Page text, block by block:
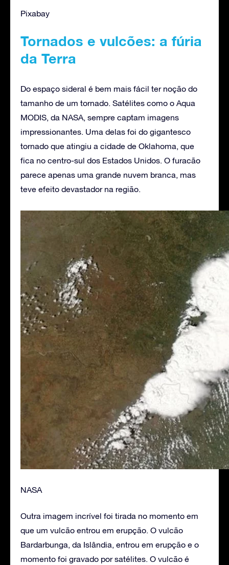
Pixabay
Tornados e vulcões: a fúria
da Terra
Do espaço sideral é bem mais fácil ter noção do
tamanho de um tornado. Satélites como o Aqua
MODIS, da NASA, sempre captam imagens
impressionantes. Uma delas foi do gigantesco
tornado que atingiu a cidade de Oklahoma, que
fica no centro-sul dos Estados Unidos. O furacão
parece apenas uma grande nuvem branca, mas
teve efeito devastador na região.
NASA
Outra imagem incrível foi tirada no momento em
que um vulcão entrou em erupção. O vulcão
Bardarbunga, da Islândia, entrou em erupção e o
momento foi gravado por satélites. O vulcão é